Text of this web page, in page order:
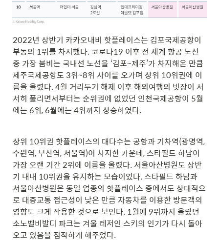
2022년 상반기 카카오내비 핫플레이스는 김포국제공항이
부동의 1위를 차지했다. 코로나19 이후 전 세계 항공 노선
중 가장 붐비는 국내선 노선을 ‘김포~제주’가 차지해온 만큼
제주국제공항도 3위~8위 사이를 오가며 상위 10위권에 이
름을 올렸다. 4월 거리두기 해제 이후 해외여행의 빗장이 서
서히 풀리면서부터는 순위권에 없었던 인천국제공항이 5월
에는 6위, 6월에는 4위까지 상승하였다.
상위 10위권 핫플레이스의 대다수는 공항과 기차역(광명역,
수원역, 부산역, 서울역)이 차지한 가운데, 스타필드 하남이
가장 오랜 기간 2위에 이름을 올렸다. 서울아산병원도 상반
기 내내 10위권을 유지하는 모습이었다. 스타필드 하남과
서울아산병원은 동일 업종의 핫플레이스 중에서도 상대적으
로 대중교통 접근성이 낮은 만큼 자동차를 이용한 방문객의
영향도 크게 작용한 것으로 보인다. 1월에 9위까지 올랐던
소노벨비발디 파크는 겨울 레저인 스키의 인기가 다시 돌아
오고 있음을 짐작하게 해주었다.